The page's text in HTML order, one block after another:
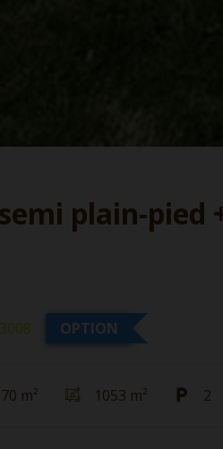
plain-pied
OPTION
m² 1053 m² 2